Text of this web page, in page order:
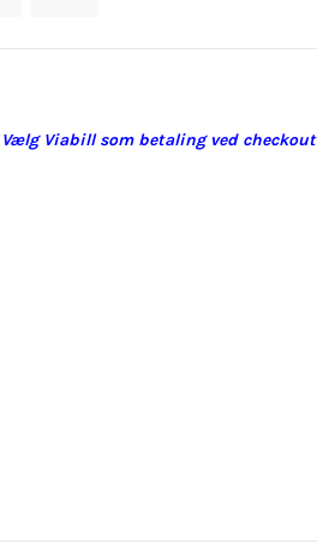
Viabill som betaling ved checkout